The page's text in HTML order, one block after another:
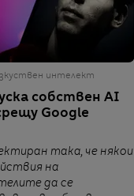
интелект
собствен AI
Google
така, че някои
на
да се